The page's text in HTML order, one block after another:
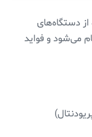
دستگاه‌های
می‌شود و فواید